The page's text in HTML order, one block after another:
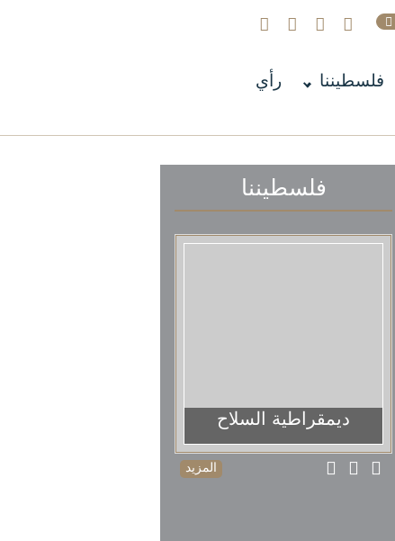
فلسطيننا رأي
فلسطيننا
ديمقراطية السلاح
المزيد